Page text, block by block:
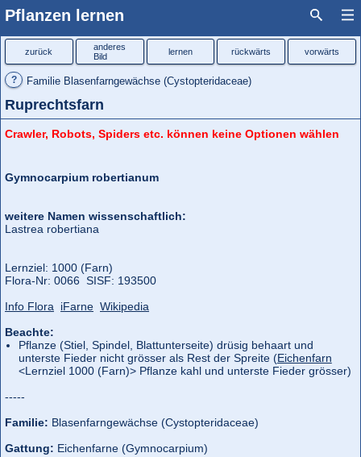
Pflanzen lernen
? Familie Blasenfarngewächse (Cystopteridaceae)
Ruprechtsfarn
zurück
anderes
Bild
lernen rückwärts vorwärts
Crawler, Robots, Spiders etc. können keine Optionen wählen
Gymnocarpium robertianum
weitere Namen wissenschaftlich:
Lastrea robertiana
Lernziel: 1000 (Farn)
Flora‑Nr: 0066 SISF: 193500
Info Flora
iFarne Wikipedia
Beachte:
Pflanze (Stiel, Spindel, Blattunterseite) drüsig behaart und
unterste Fieder nicht grösser als Rest der Spreite (Eichenfarn
<Lernziel 1000 (Farn)> Pflanze kahl und unterste Fieder grösser)
-----
Familie: Blasenfarngewächse (Cystopteridaceae)
Gattung: Eichenfarne (Gymnocarpium)